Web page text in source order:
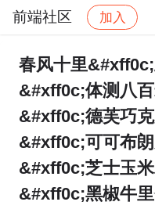
前端社区 加入
社区 前端社区
春风十里
&#xff0c;体测八
&#xff0c;德芙巧
&#xff0c;可可布
&#xff0c;芝士玉
&#xff0c;黑椒牛